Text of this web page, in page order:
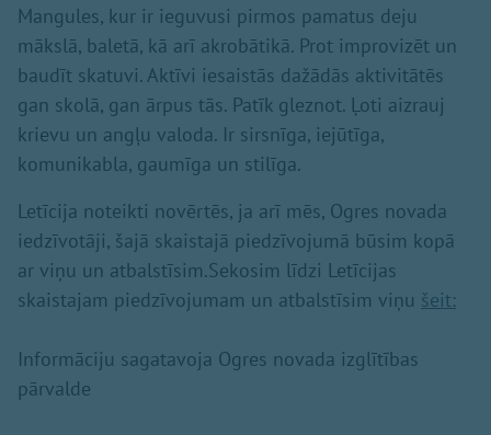
Mangules, kur ir ieguvusi pirmos pamatus deju
mākslā, baletā, kā arī akrobātikā. Prot improvizēt un
baudīt skatuvi. Aktīvi iesaistās dažādās aktivitātēs
gan skolā, gan ārpus tās. Patīk gleznot. Ļoti aizrauj
krievu un angļu valoda. Ir sirsnīga, iejūtīga,
komunikabla, gaumīga un stilīga.
Letīcija noteikti novērtēs, ja arī mēs, Ogres novada
iedzīvotāji, šajā skaistajā piedzīvojumā būsim kopā
ar viņu un atbalstīsim.Sekosim līdzi Letīcijas
skaistajam piedzīvojumam un atbalstīsim viņu šeit:
Informāciju sagatavoja Ogres novada izglītības
pārvalde